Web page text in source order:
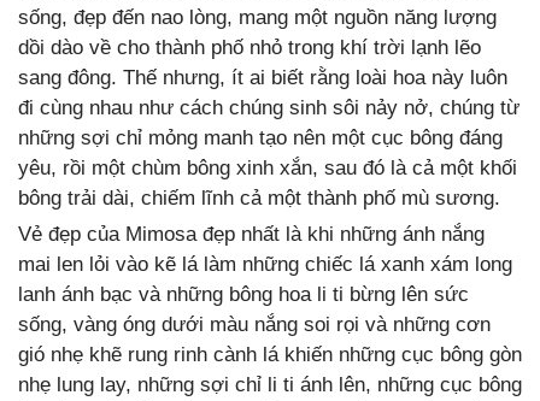
sống, đẹp đến nao lòng, mang một nguồn năng lượng
dồi dào về cho thành phố nhỏ trong khí trời lạnh lẽo
sang đông. Thế nhưng, ít ai biết rằng loài hoa này luôn
đi cùng nhau như cách chúng sinh sôi nảy nở, chúng từ
những sợi chỉ mỏng manh tạo nên một cục bông đáng
yêu, rồi một chùm bông xinh xắn, sau đó là cả một khối
bông trải dài, chiếm lĩnh cả một thành phố mù sương.
Vẻ đẹp của Mimosa đẹp nhất là khi những ánh nắng
mai len lỏi vào kẽ lá làm những chiếc lá xanh xám long
lanh ánh bạc và những bông hoa li ti bừng lên sức
sống, vàng óng dưới màu nắng soi rọi và những cơn
gió nhẹ khẽ rung rinh cành lá khiến những cục bông gòn
nhẹ lung lay, những sợi chỉ li ti ánh lên, những cục bông